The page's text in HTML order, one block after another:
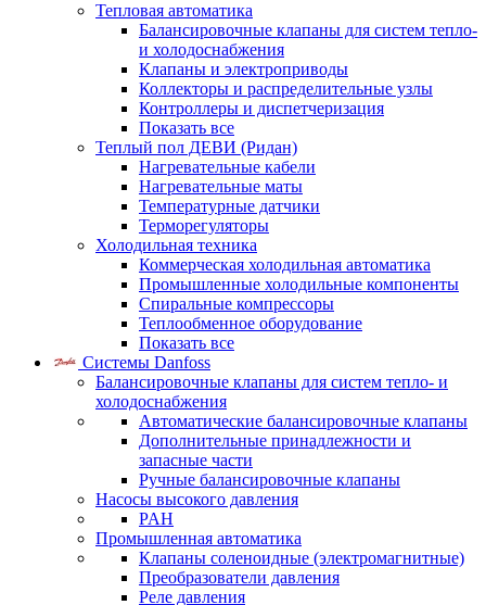
Тепловая автоматика
Балансировочные клапаны для систем тепло-
и холодоснабжения
Клапаны и электроприводы
Коллекторы и распределительные узлы
Контроллеры и диспетчеризация
Показать все
Теплый пол ДЕВИ (Ридан)
Нагревательные кабели
Нагревательные маты
Температурные датчики
Терморегуляторы
Холодильная техника
Коммерческая холодильная автоматика
Промышленные холодильные компоненты
Спиральные компрессоры
Теплообменное оборудование
Показать все
Системы Danfoss
Балансировочные клапаны для систем тепло- и
холодоснабжения
Автоматические балансировочные клапаны
Дополнительные принадлежности и
запасные части
Ручные балансировочные клапаны
Насосы высокого давления
PAH
Промышленная автоматика
Клапаны соленоидные (электромагнитные)
Преобразователи давления
Реле давления